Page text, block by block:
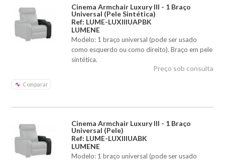
Cinema Armchair Luxury III - 1 Braço
Universal (Pele Sintética)
Ref: LUME-LUXIIIUAPBK
LUMENE
Modelo: 1 braço universal (pode ser usado
como esquerdo ou como direito). Braço em pele
sintética.
Comparar
Preço sob consulta
Cinema Armchair Luxury III - 1 Braço
Universal (Pele)
Ref: LUME-LUXIIIUABK
LUMENE
Modelo: 1 braço universal (pode ser usado